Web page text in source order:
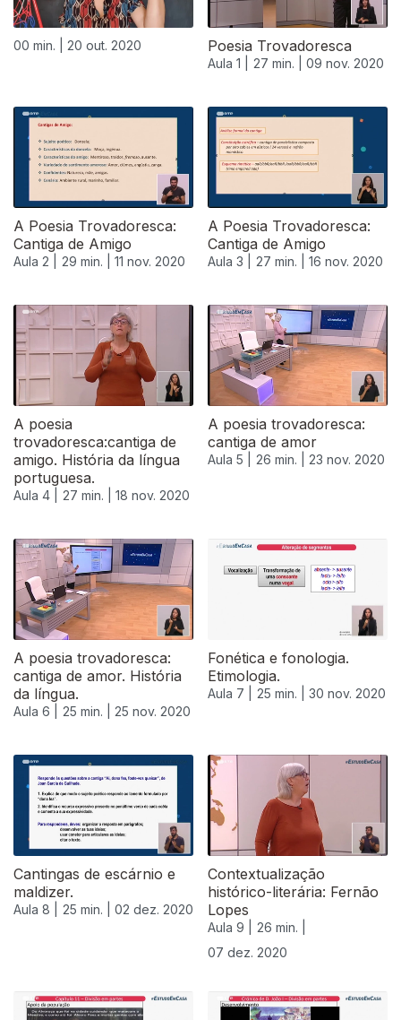
00 min. | 20 out. 2020 Poesia Trovadoresca
Aula 1 | 27 min. | 09 nov. 2020
A Poesia Trovadoresca:
Cantiga de Amigo
Aula 2 | 29 min. | 11 nov. 2020
A Poesia Trovadoresca:
Cantiga de Amigo
Aula 3 | 27 min. | 16 nov. 2020
A poesia
trovadoresca:cantiga de
amigo. História da língua
portuguesa.
Aula 4 | 27 min. | 18 nov. 2020
A poesia trovadoresca:
cantiga de amor
Aula 5 | 26 min. | 23 nov. 2020
A poesia trovadoresca:
cantiga de amor. História
da língua.
Aula 6 | 25 min. | 25 nov. 2020
Fonética e fonologia.
Etimologia.
Aula 7 | 25 min. | 30 nov. 2020
Cantingas de escárnio e
maldizer.
Aula 8 | 25 min. | 02 dez. 2020
Contextualização
histórico-literária: Fernão
Lopes
Aula 9 |
26 min. |
07 dez. 2020
511861